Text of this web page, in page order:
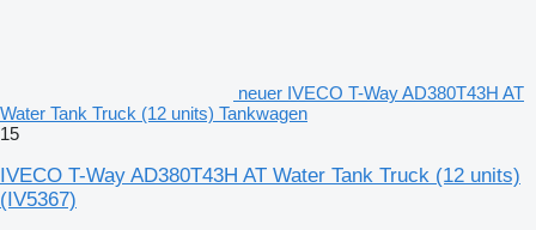
neuer IVECO T-Way AD380T43H AT
Water Tank Truck (12 units) Tankwagen
15
IVECO T-Way AD380T43H AT Water Tank Truck (12 units)
(IV5367)